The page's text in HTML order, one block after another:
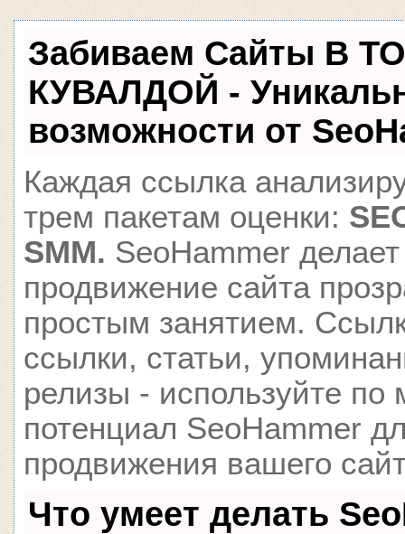
Забиваем Сайты В
КУВАЛДОЙ -
возможности от
Каждая ссылка
трем пакетам оценки:
SMM. SeoHammer делает
продвижение сайта
простым занятием.
ссылки, статьи,
релизы - используйте по
потенциал SeoHammer
продвижения вашего
Что умеет делать